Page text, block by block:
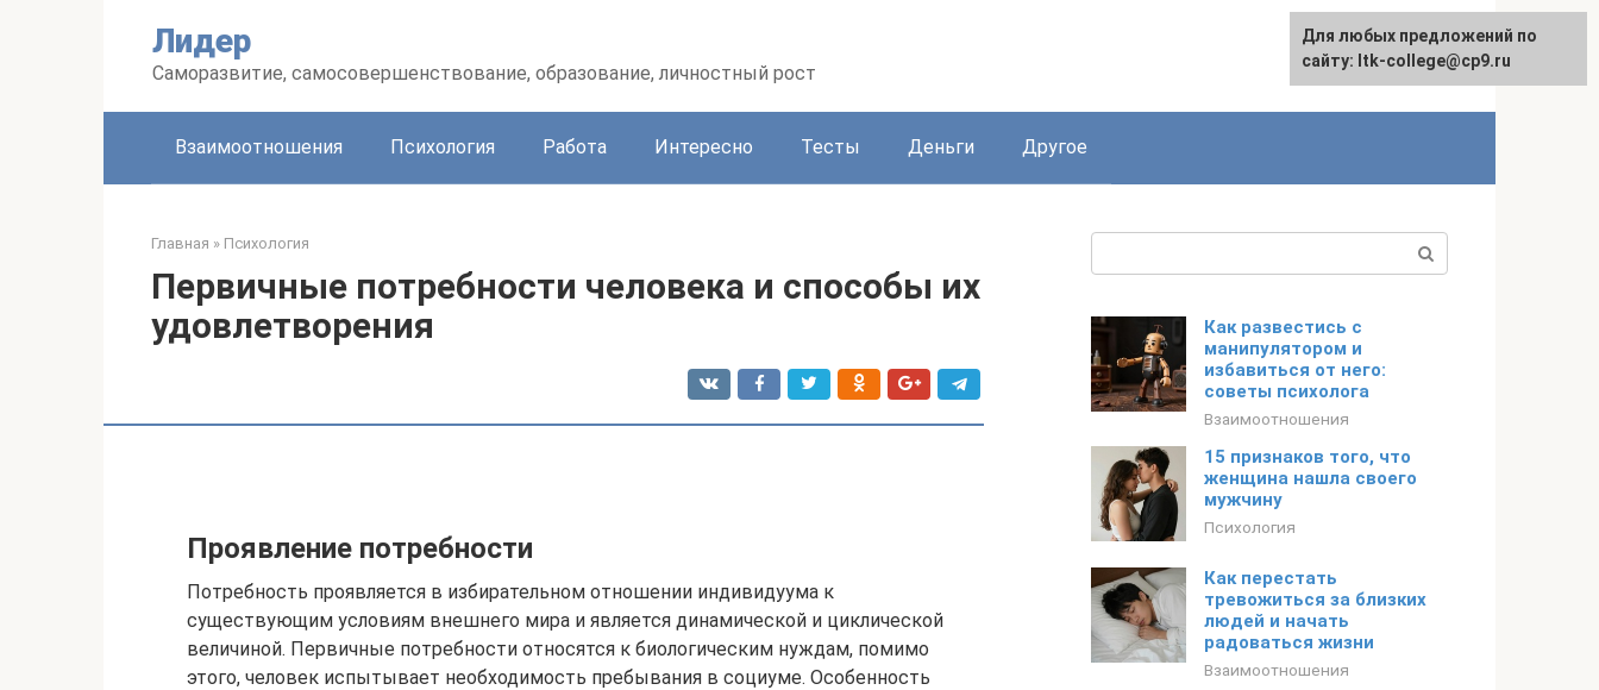
Лидер
Саморазвитие, самосовершенствование, образование, личностный рост
Взаимоотношения Психология Работа Интересно Тесты Деньги Другое
Главная » Психология
Первичные потребности человека и способы их
удовлетворения
Проявление потребности
Потребность проявляется в избирательном отношении индивидуума к
существующим условиям внешнего мира и является динамической и циклической
величиной. Первичные потребности относятся к биологическим нуждам, помимо
этого, человек испытывает необходимость пребывания в социуме. Особенность
Как развестись с
манипулятором и
избавиться от него:
советы психолога
Взаимоотношения
15 признаков того, что
женщина нашла своего
мужчину
Психология
Как перестать
тревожиться за близких
людей и начать
радоваться жизни
Взаимоотношения
Для любых предложений по
сайту: ltk-college@cp9.ru